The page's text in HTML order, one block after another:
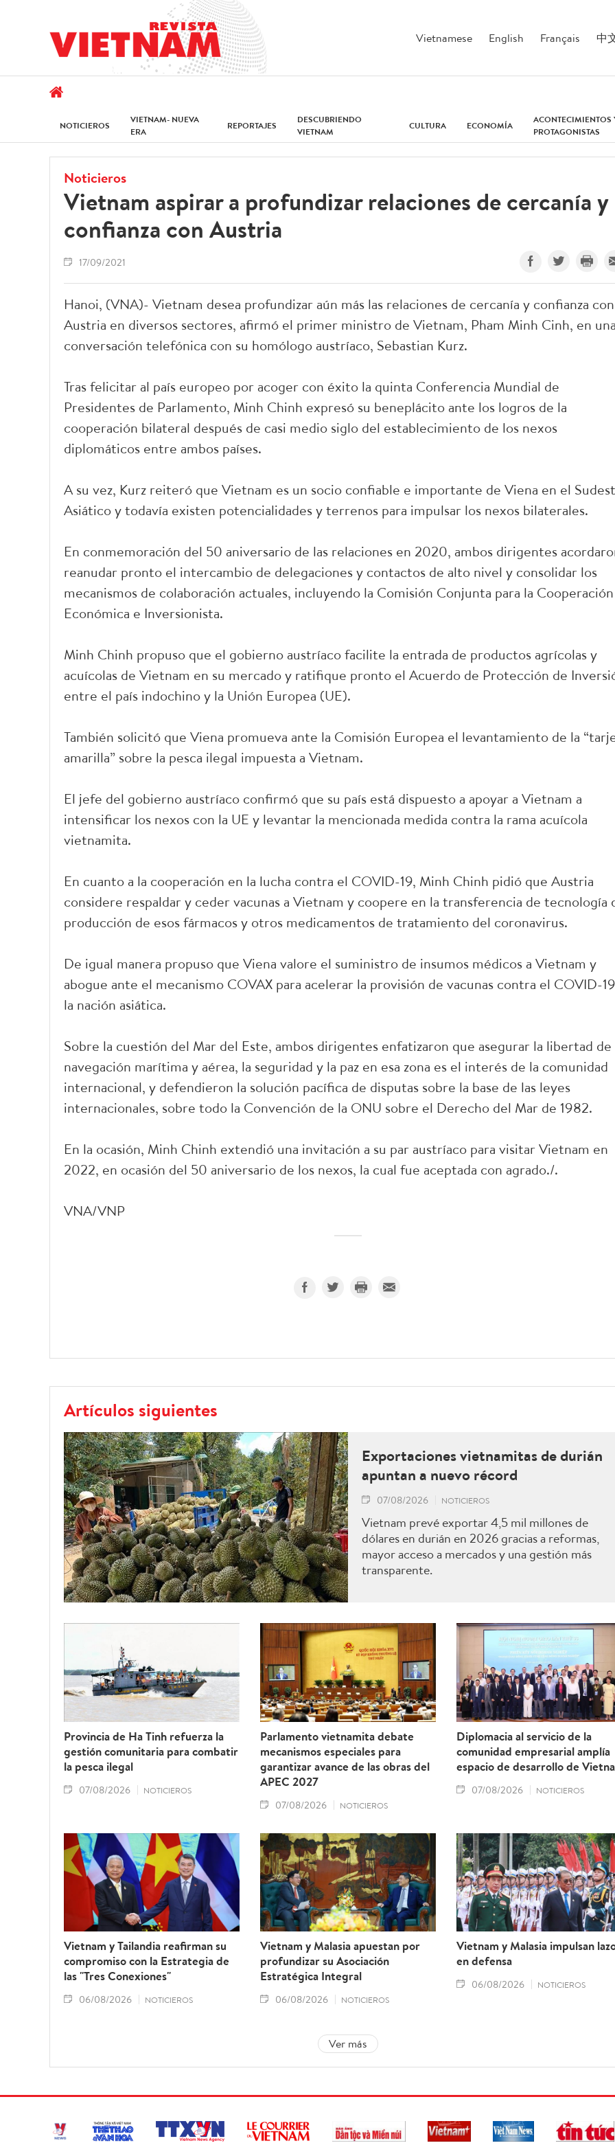
Vietnamese English Français 中
NOTICIEROS
VIETNAM- NUEVA
ERA
REPORTAJES
DESCUBRIENDO
VIETNAM
CULTURA ECONOMÍA
ACONTECIMIENTOS
PROTAGONISTAS
Noticieros
Vietnam aspirar a profundizar relaciones de cercanía y
confianza con Austria
17/09/2021
Hanoi, (VNA)- Vietnam desea profundizar aún más las relaciones de cercanía y confianza con
Austria en diversos sectores, afirmó el primer ministro de Vietnam, Pham Minh Cinh, en
conversación telefónica con su homólogo austríaco, Sebastian Kurz.
Tras felicitar al país europeo por acoger con éxito la quinta Conferencia Mundial de
Presidentes de Parlamento, Minh Chinh expresó su beneplácito ante los logros de la
cooperación bilateral después de casi medio siglo del establecimiento de los nexos
diplomáticos entre ambos países.
A su vez, Kurz reiteró que Vietnam es un socio confiable e importante de Viena en el
Asiático y todavía existen potencialidades y terrenos para impulsar los nexos bilaterales.
En conmemoración del 50 aniversario de las relaciones en 2020, ambos dirigentes
reanudar pronto el intercambio de delegaciones y contactos de alto nivel y consolidar los
mecanismos de colaboración actuales, incluyendo la Comisión Conjunta para la Cooperación
Económica e Inversionista.
Minh Chinh propuso que el gobierno austríaco facilite la entrada de productos agrícolas y
acuícolas de Vietnam en su mercado y ratifique pronto el Acuerdo de Protección de
entre el país indochino y la Unión Europea (UE).
También solicitó que Viena promueva ante la Comisión Europea el levantamiento de la
amarilla” sobre la pesca ilegal impuesta a Vietnam.
El jefe del gobierno austríaco confirmó que su país está dispuesto a apoyar a Vietnam a
intensificar los nexos con la UE y levantar la mencionada medida contra la rama acuícola
vietnamita.
En cuanto a la cooperación en la lucha contra el COVID-19, Minh Chinh pidió que Austria
considere respaldar y ceder vacunas a Vietnam y coopere en la transferencia de tecnología
producción de esos fármacos y otros medicamentos de tratamiento del coronavirus.
De igual manera propuso que Viena valore el suministro de insumos médicos a Vietnam y
abogue ante el mecanismo COVAX para acelerar la provisión de vacunas contra el COVID-
la nación asiática.
Sobre la cuestión del Mar del Este, ambos dirigentes enfatizaron que asegurar la libertad de
navegación marítima y aérea, la seguridad y la paz en esa zona es el interés de la comunidad
internacional, y defendieron la solución pacífica de disputas sobre la base de las leyes
internacionales, sobre todo la Convención de la ONU sobre el Derecho del Mar de 1982.
En la ocasión, Minh Chinh extendió una invitación a su par austríaco para visitar Vietnam en
2022, en ocasión del 50 aniversario de los nexos, la cual fue aceptada con agrado./.
VNA/VNP
Artículos siguientes
Exportaciones vietnamitas de durián
apuntan a nuevo récord
07/08/2026 NOTICIEROS
Vietnam prevé exportar 4,5 mil millones de
dólares en durián en 2026 gracias a reformas,
mayor acceso a mercados y una gestión más
transparente.
Provincia de Ha Tinh refuerza la
gestión comunitaria para combatir
la pesca ilegal
07/08/2026 NOTICIEROS
Parlamento vietnamita debate
mecanismos especiales para
garantizar avance de las obras del
APEC 2027
07/08/2026 NOTICIEROS
Diplomacia al servicio de la
comunidad empresarial amplía
espacio de desarrollo de
07/08/2026 NOTICIEROS
Vietnam y Tailandia reafirman su
compromiso con la Estrategia de
las "Tres Conexiones"
06/08/2026 NOTICIEROS
Vietnam y Malasia apuestan por
profundizar su Asociación
Estratégica Integral
06/08/2026 NOTICIEROS
Vietnam y Malasia impulsan
en defensa
06/08/2026 NOTICIEROS
Ver más